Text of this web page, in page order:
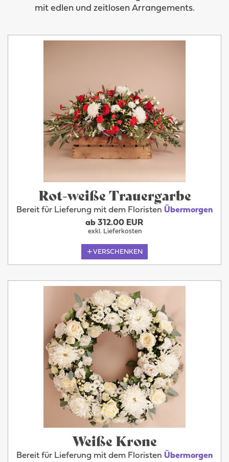
mit edlen und zeitlosen Arrangements.
Rot-weiße Trauergarbe
Bereit für Lieferung mit dem Floristen Übermorgen
ab 312.00 EUR
exkl. Lieferkosten
VERSCHENKEN
Weiße Krone
Bereit für Lieferung mit dem Floristen Übermorgen